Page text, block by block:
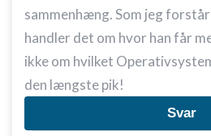
sammenhæng. Som jeg
handler det om hvor han får
ikke om hvilket
den længste pik!
Svar